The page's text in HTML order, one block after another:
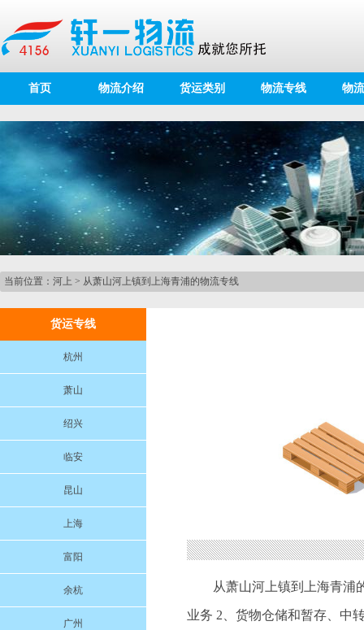
首页 物流介绍 货运类别 物流专线 物
当前位置： 河上 > 从萧山河上镇到上海青浦的物流专线
货运专线
杭州
萧山
绍兴
临安
昆山
上海
富阳
余杭
广州
从萧山河上镇到上海青浦
业务 2、货物仓储和暂存、中